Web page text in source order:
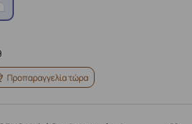
Προπαραγγελία τώρα